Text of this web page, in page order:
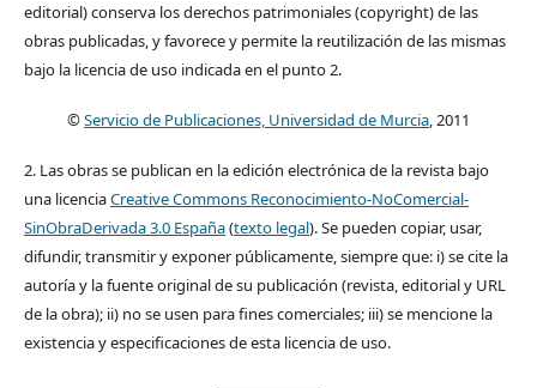
editorial) conserva los derechos patrimoniales (copyright) de las
obras publicadas, y favorece y permite la reutilización de las mismas
bajo la licencia de uso indicada en el punto 2.
©Servicio de Publicaciones, Universidad de Murcia, 2011
2. Las obras se publican en la edición electrónica de la revista bajo
una licenciaCreative Commons Reconocimiento-NoComercial-
SinObraDerivada 3.0 España(texto legal). Se pueden copiar, usar,
difundir, transmitir y exponer públicamente, siempre que: i) se cite la
autoría y la fuente original de su publicación (revista, editorial y URL
de la obra); ii) no se usen para fines comerciales; iii) se mencione la
existencia y especificaciones de esta licencia de uso.